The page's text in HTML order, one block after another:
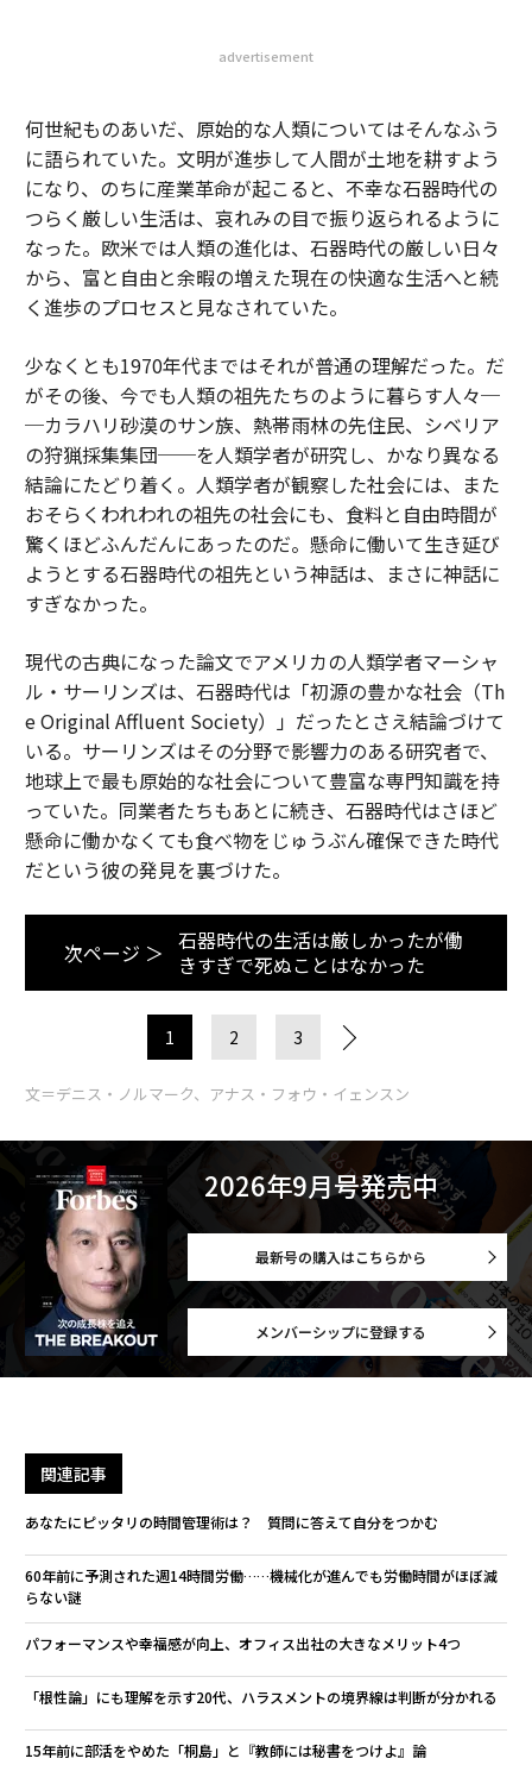
advertisement
何世紀ものあいだ、原始的な人類についてはそんなふう
に語られていた。文明が進歩して人間が土地を耕すよう
になり、のちに産業革命が起こると、不幸な石器時代の
つらく厳しい生活は、哀れみの目で振り返られるように
なった。欧米では人類の進化は、石器時代の厳しい日々
から、富と自由と余暇の増えた現在の快適な生活へと続
く進歩のプロセスと見なされていた。
少なくとも1970年代まではそれが普通の理解だった。だ
がその後、今でも人類の祖先たちのように暮らす人々─
─カラハリ砂漠のサン族、熱帯雨林の先住民、シベリア
の狩猟採集集団──を人類学者が研究し、かなり異なる
結論にたどり着く。人類学者が観察した社会には、また
おそらくわれわれの祖先の社会にも、食料と自由時間が
驚くほどふんだんにあったのだ。懸命に働いて生き延び
ようとする石器時代の祖先という神話は、まさに神話に
すぎなかった。
現代の古典になった論文でアメリカの人類学者マーシャ
ル・サーリンズは、石器時代は「初源の豊かな社会（Th
e Original Affluent Society）」だったとさえ結論づけて
いる。サーリンズはその分野で影響力のある研究者で、
地球上で最も原始的な社会について豊富な専門知識を持
っていた。同業者たちもあとに続き、石器時代はさほど
懸命に働かなくても食べ物をじゅうぶん確保できた時代
だという彼の発見を裏づけた。
次ページ ＞ 石器時代の生活は厳しかったが働
きすぎで死ぬことはなかった
1 2 3
文＝デニス・ノルマーク、アナス・フォウ・イェンスン
2026年9月号発売中
最新号の購入はこちらから
メンバーシップに登録する
関連記事
あなたにピッタリの時間管理術は？ 質問に答えて自分をつかむ
60年前に予測された週14時間労働……機械化が進んでも労働時間がほぼ減
らない謎
パフォーマンスや幸福感が向上、オフィス出社の大きなメリット4つ
「根性論」にも理解を示す20代、ハラスメントの境界線は判断が分かれる
15年前に部活をやめた「桐島」と『教師には秘書をつけよ』論